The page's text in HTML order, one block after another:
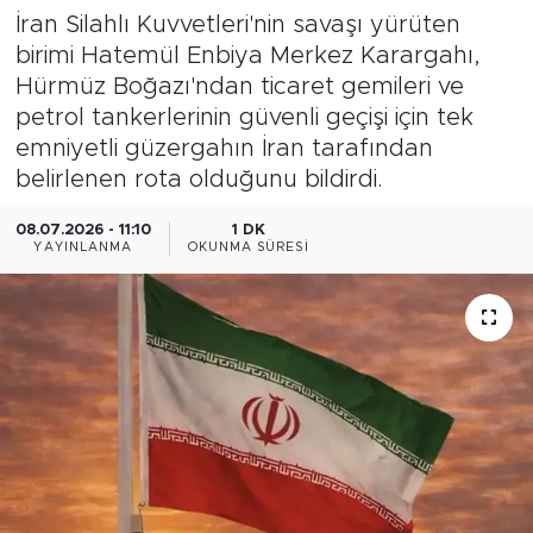
İran Silahlı Kuvvetleri'nin savaşı yürüten
birimi Hatemül Enbiya Merkez Karargahı,
Hürmüz Boğazı'ndan ticaret gemileri ve
petrol tankerlerinin güvenli geçişi için tek
emniyetli güzergahın İran tarafından
belirlenen rota olduğunu bildirdi.
08.07.2026 - 11:10
YAYINLANMA
1 DK
OKUNMA SÜRESI
Magazin
Özel Haber
Politika
Turizm